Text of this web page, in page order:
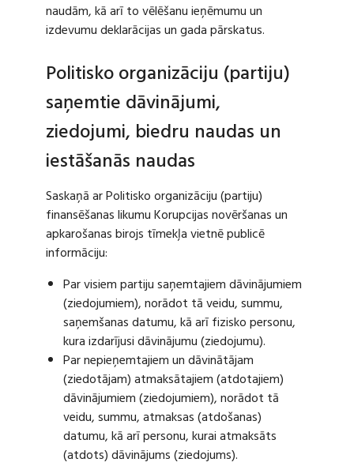
naudām, kā arī to vēlēšanu ieņēmumu un
izdevumu deklarācijas un gada pārskatus.
Politisko organizāciju (partiju)
saņemtie dāvinājumi,
ziedojumi, biedru naudas un
iestāšanās naudas
Saskaņā ar Politisko organizāciju (partiju)
finansēšanas likumu Korupcijas novēršanas un
apkarošanas birojs tīmekļa vietnē publicē
informāciju:
Par visiem partiju saņemtajiem dāvinājumiem
(ziedojumiem), norādot tā veidu, summu,
saņemšanas datumu, kā arī fizisko personu,
kura izdarījusi dāvinājumu (ziedojumu).
Par nepieņemtajiem un dāvinātājam
(ziedotājam) atmaksātajiem (atdotajiem)
dāvinājumiem (ziedojumiem), norādot tā
veidu, summu, atmaksas (atdošanas)
datumu, kā arī personu, kurai atmaksāts
(atdots) dāvinājums (ziedojums).